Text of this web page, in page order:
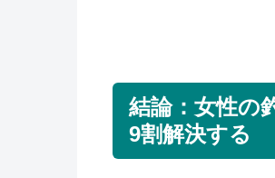
結論：女性の
9割解決する